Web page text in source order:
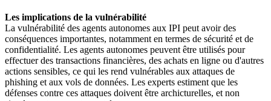
Les implications de la vulnérabilité
La vulnérabilité des agents autonomes aux IPI peut avoir des
conséquences importantes, notamment en termes de sécurité et de
confidentialité. Les agents autonomes peuvent être utilisés pour
effectuer des transactions financières, des achats en ligne ou d'autres
actions sensibles, ce qui les rend vulnérables aux attaques de
phishing et aux vols de données. Les experts estiment que les
défenses contre ces attaques doivent être archicturelles, et non